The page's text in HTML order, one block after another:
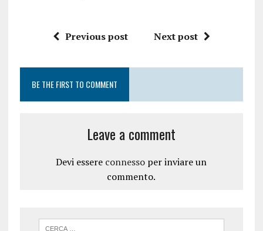
Previous post Next post
BE THE FIRST TO COMMENT
Leave a comment
Devi essere connesso per inviare un
commento.